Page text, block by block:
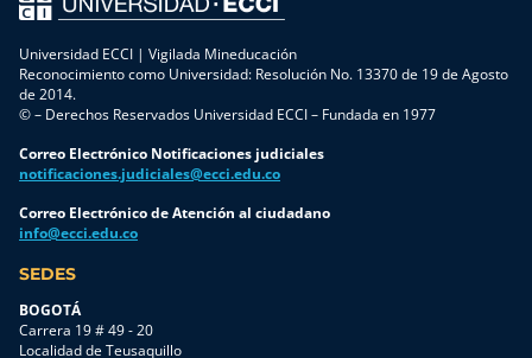
Universidad ECCI | Vigilada Mineducación
Reconocimiento como Universidad: Resolución No. 13370 de 19 de Agosto
de 2014.
© – Derechos Reservados Universidad ECCI – Fundada en 1977
Correo Electrónico Notificaciones judiciales
notificaciones.judiciales@ecci.edu.co
Correo Electrónico de Atención al ciudadano
info@ecci.edu.co
SEDES
BOGOTÁ
Carrera 19 # 49 - 20
Localidad de Teusaquillo